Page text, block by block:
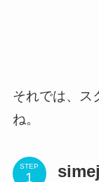
それでは、ス
ね。
STEP